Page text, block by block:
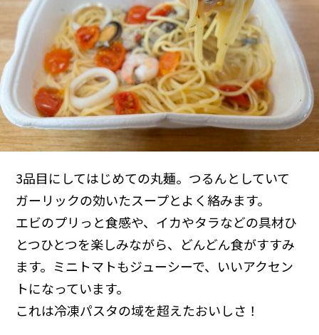
3品目にしてはじめての丸麺。つるんとしていて
ガーリックの効いたスープとよく絡みます。
エビのプリっと食感や、イカやタラなどの具材ひ
とつひとつを楽しみながら、どんどん食がすすみ
ます。ミニトマトもジューシーで、いいアクセン
トになっています。
これは冷凍パスタの域を超えたおいしさ！